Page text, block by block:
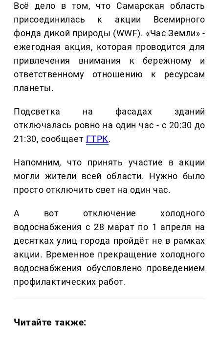
Всё дело в том, что Самарская область
присоединилась к акции Всемирного
фонда дикой природы (WWF). «Час Земли» -
ежегодная акция, которая проводится для
привлечения внимания к бережному и
ответственному отношению к ресурсам
планеты.
Подсветка на фасадах зданий
отключалась ровно на один час - с 20:30 до
21:30, сообщает ГТРК.
Напомним, что принять участие в акции
могли жители всей области. Нужно было
просто отключить свет на один час.
А вот отключение
холодного
водоснабжения с 28 марат по 1 апреля на
десятках улиц города пройдёт не в рамках
акции. Временное прекращение холодного
водоснабжения обусловлено проведением
профилактических работ.
Читайте также: